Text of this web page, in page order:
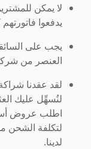
لا يمكن
يدفعوا
يجب على
العنصر من
لقد عقدنا
لنُسهِّل عليك
اطلب عروض
لتكلفة الشحن
لدينا.